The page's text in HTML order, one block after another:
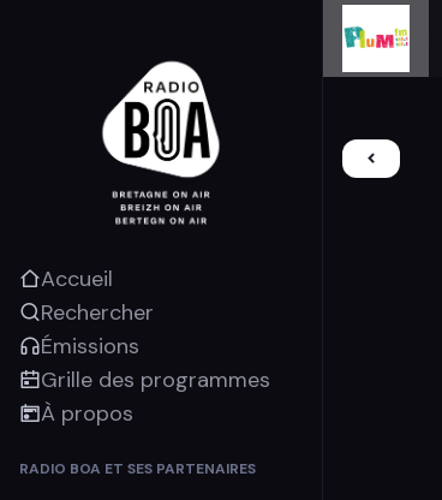
Accueil
Rechercher
Émissions
Grille des programmes
À propos
RADIO BOA ET SES PARTENAIRES